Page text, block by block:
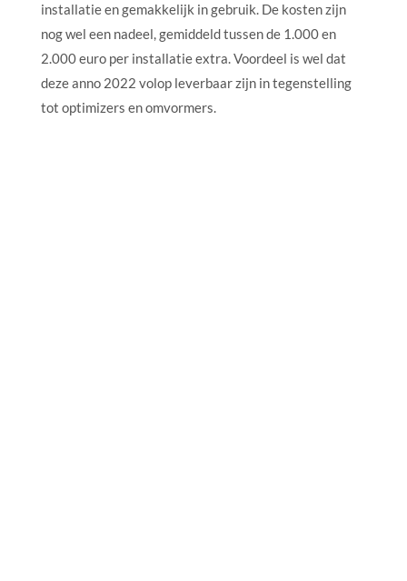
installatie en gemakkelijk in gebruik. De kosten zijn
nog wel een nadeel, gemiddeld tussen de 1.000 en
2.000 euro per installatie extra. Voordeel is wel dat
deze anno 2022 volop leverbaar zijn in tegenstelling
tot optimizers en omvormers.